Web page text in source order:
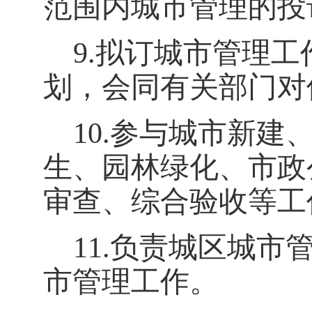
范围内城市管理的
9.拟订城市管理工
划，会同有关部门
10.参与城市新建
生、园林绿化、市
审查、综合验收等
11.负责城区城市
市管理工作。